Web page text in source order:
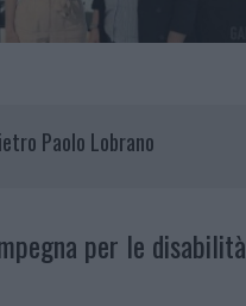
Paolo Lobrano
per le disabilità